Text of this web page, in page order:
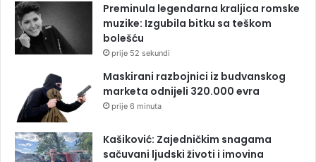
Preminula legendarna kraljica romske
muzike: Izgubila bitku sa teškom
bolešću
prije 52 sekundi
Maskirani razbojnici iz budvanskog
marketa odnijeli 320.000 evra
prije 6 minuta
Kašiković: Zajedničkim snagama
sačuvani ljudski životi i imovina